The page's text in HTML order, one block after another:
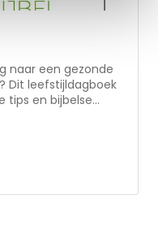
naar een gezonde
Dit leefstijldagboek
tips en bijbelse
voeding. Maar ook
met stress en
deel uit van
voeding,